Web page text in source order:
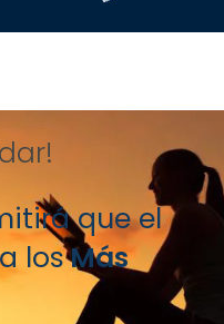
que el
losMás